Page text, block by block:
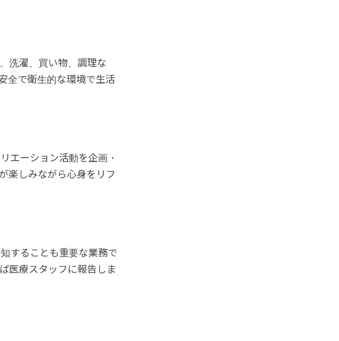
洗濯、買い物、調理な
全で衛生的な環境で生活
エーション活動を企画・
楽しみながら心身をリフ
することも重要な業務で
医療スタッフに報告しま